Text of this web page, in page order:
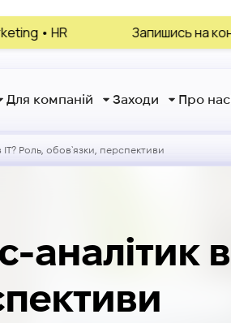
Запишись на консультацію,
Для компаній Заходи Про нас
IT? Роль, обов`язки, перспективи
аналітик